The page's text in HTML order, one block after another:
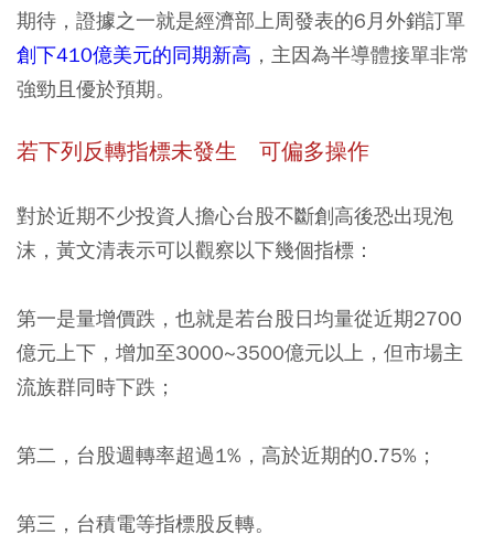
期待，證據之一就是經濟部上周發表的6月外銷訂單
創下410億美元的同期新高 ，主因為半導體接單非常
強勁且優於預期。
若下列反轉指標未發生 可偏多操作
對於近期不少投資人擔心台股不斷創高後恐出現泡
沫，黃文清表示可以觀察以下幾個指標：
第一是量增價跌 ，也就是若台股日均量從近期2700
億元上下，增加至3000~3500億元以上，但市場主
流族群同時下跌；
第二，台股週轉率超過1% ，高於近期的0.75%；
第三，台積電等指標股反轉。